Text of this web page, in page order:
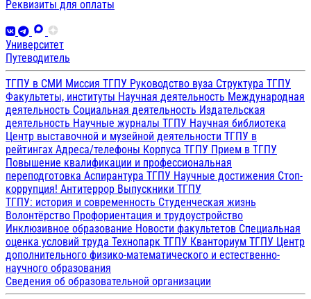
Реквизиты для оплаты
Университет
Путеводитель
ТГПУ в СМИ Миссия ТГПУ Руководство вуза Структура ТГПУ
Факультеты, институты Научная деятельность Международная
деятельность Социальная деятельность Издательская
деятельность Научные журналы ТГПУ Научная библиотека
Центр выставочной и музейной деятельности ТГПУ в
рейтингах Адреса/телефоны Корпуса ТГПУ Прием в ТГПУ
Повышение квалификации и профессиональная
переподготовка Аспирантура ТГПУ Научные достижения Стоп-
коррупция! Антитеррор Выпускники ТГПУ
ТГПУ: история и современность Студенческая жизнь
Волонтёрство Профориентация и трудоустройство
Инклюзивное образование Новости факультетов Специальная
оценка условий труда Технопарк ТГПУ Кванториум ТГПУ Центр
дополнительного физико-математического и естественно-
научного образования
Сведения об образовательной организации